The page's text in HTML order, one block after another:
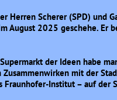
Herren Scherer (SPD) und
August 2025 geschehe. Er
der Ideen habe
mit der
Fraunhofer-Institut – auf der